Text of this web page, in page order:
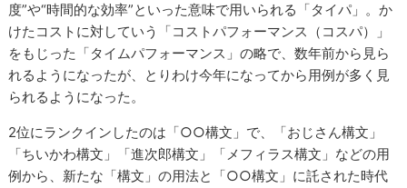
度”や“時間的な効率”といった意味で用いられる「タイパ」。か
けたコストに対していう「コストパフォーマンス（コスパ）」
をもじった「タイムパフォーマンス」の略で、数年前から見ら
れるようになったが、とりわけ今年になってから用例が多く見
られるようになった。
2位にランクインしたのは「○○構文」で、「おじさん構文」
「ちいかわ構文」「進次郎構文」「メフィラス構文」などの用
例から、新たな「構文」の用法と「○○構文」に託された時代